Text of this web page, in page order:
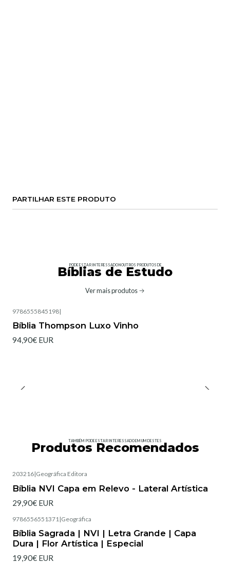
PARTILHAR ESTE PRODUTO
PODE ESTAR INTERESSADO NOUTROS PRODUTOS DE
Bíblias de Estudo
Ver mais produtos
9786555845198|
Bíblia Thompson Luxo Vinho
94,90€ EUR
TAMBÉM PODE ESTAR INTERESSADO EM UM DESTES
Produtos Recomendados
203216|Geográfica Editora
Bíblia NVI Capa em Relevo - Lateral Artística
29,90€ EUR
9786556551371 |Geográfica
Bíblia Sagrada | NVI | Letra Grande | Capa
Dura | Flor Artística | Especial
19,90€ EUR